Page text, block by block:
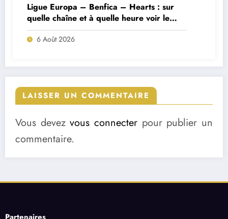
Ligue Europa – Benfica – Hearts : sur
quelle chaîne et à quelle heure voir le
match ?
6 Août 2026
LAISSER UN COMMENTAIRE
Vous devezvous connecter pour publier un
commentaire.